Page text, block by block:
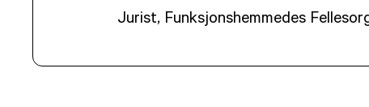
Jurist, Funksjonshemmedes